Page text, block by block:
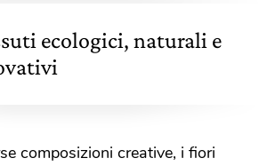
ecologici, naturali e
composizioni creative, i fiori